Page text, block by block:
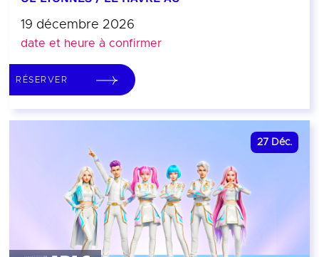
19 décembre 2026
date et heure à confirmer
RÉSERVER
27 Déc.